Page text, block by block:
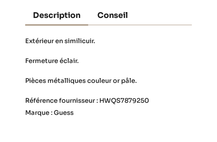
Description Conseil
Extérieur en similicuir.
Fermeture éclair.
Pièces métalliques couleur or pâle.
Référence fournisseur : HWQS7879250
Marque : Guess